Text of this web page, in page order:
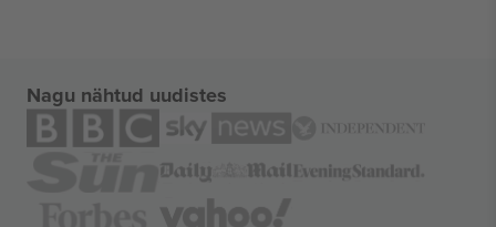
Nagu nähtud uudistes